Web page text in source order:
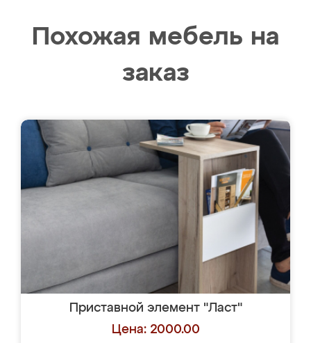
Похожая мебель на
заказ
Приставной элемент "Ласт"
Цена: 2000.00